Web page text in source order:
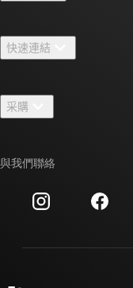
人才招募
新聞室
活動
投資人關系
快速連結
TI E2E™ 設計支援論壇
交互參考搜索
客戶支援中心
采購
訂購 FAQ
與我們聯絡